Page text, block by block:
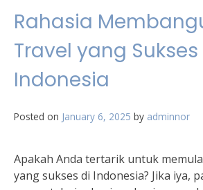
Rahasia
Travel yang Sukses
Indonesia
Posted on January 6, 2025 by adminnor
Apakah Anda tertarik untuk
yang sukses di Indonesia? Jika iya,